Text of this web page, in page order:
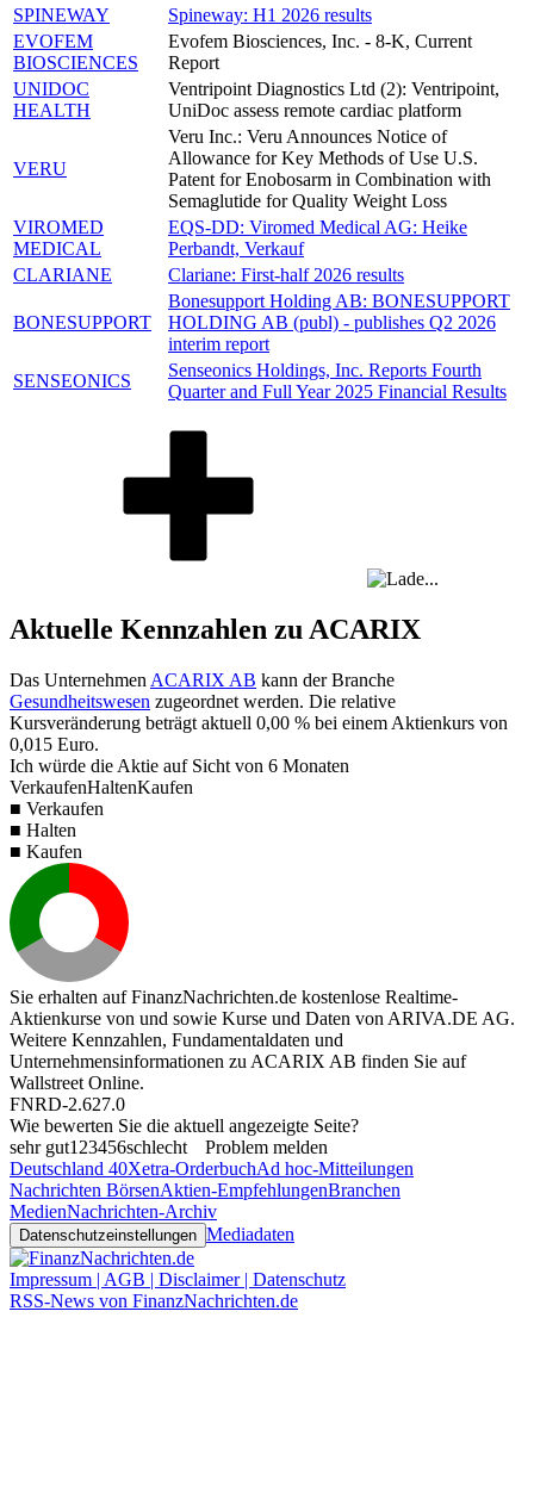
SPINEWAY
Spineway: H1 2026 results
EVOFEM
BIOSCIENCES
Evofem Biosciences, Inc. - 8-K, Current
Report
UNIDOC
HEALTH
Ventripoint Diagnostics Ltd (2): Ventripoint,
UniDoc assess remote cardiac platform
VERU
Veru Inc.: Veru Announces Notice of
Allowance for Key Methods of Use U.S.
Patent for Enobosarm in Combination with
Semaglutide for Quality Weight Loss
VIROMED
MEDICAL
EQS-DD: Viromed Medical AG: Heike
Perbandt, Verkauf
CLARIANE
Clariane: First-half 2026 results
BONESUPPORT
Bonesupport Holding AB: BONESUPPORT
HOLDING AB (publ) - publishes Q2 2026
interim report
SENSEONICS
Senseonics Holdings, Inc. Reports Fourth
Quarter and Full Year 2025 Financial Results
Aktuelle Kennzahlen zu ACARIX
Das Unternehmen ACARIX AB kann der Branche
Gesundheitswesen zugeordnet werden. Die relative
Kursveränderung beträgt aktuell 0,00 % bei einem Aktienkurs von
0,015 Euro.
Ich würde die Aktie auf Sicht von 6 Monaten
VerkaufenHaltenKaufen
■ Verkaufen
■ Halten
■ Kaufen
Sie erhalten auf FinanzNachrichten.de kostenlose Realtime-
Aktienkurse von und sowie Kurse und Daten von ARIVA.DE AG.
Weitere Kennzahlen, Fundamentaldaten und
Unternehmensinformationen zu ACARIX AB finden Sie auf
Wallstreet Online.
FNRD-2.627.0
Wie bewerten Sie die aktuell angezeigte Seite?
sehr gut1 23456schlecht
Problem melden
Deutschland 40Xetra-OrderbuchAd hoc-Mitteilungen
Nachrichten BörsenAktien-EmpfehlungenBranchen
MedienNachrichten-Archiv
Datenschutzeinstellungen Mediadaten
Impressum | AGB | Disclaimer | Datenschutz
RSS-News von FinanzNachrichten.de